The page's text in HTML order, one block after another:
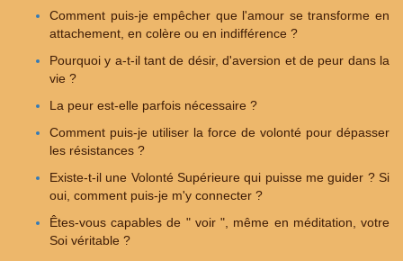
Comment puis-je empêcher que l'amour se transforme en
attachement, en colère ou en indifférence ?
Pourquoi y a-t-il tant de désir, d'aversion et de peur dans la
vie ?
La peur est-elle parfois nécessaire ?
Comment puis-je utiliser la force de volonté pour dépasser
les résistances ?
Existe-t-il une Volonté Supérieure qui puisse me guider ? Si
oui, comment puis-je m'y connecter ?
Êtes-vous capables de " voir ", même en méditation, votre
Soi véritable ?